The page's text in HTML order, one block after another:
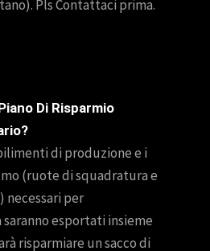
Pls Contattaci prima.
Di Risparmio
di produzione e i
(ruote di squadratura e
per
esportati insieme
risparmiare un sacco di